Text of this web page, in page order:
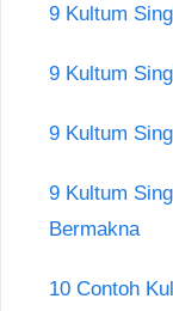
9 Kultum
9 Kultum
9 Kultum
9 Kultum
Bermakna
10 Contoh